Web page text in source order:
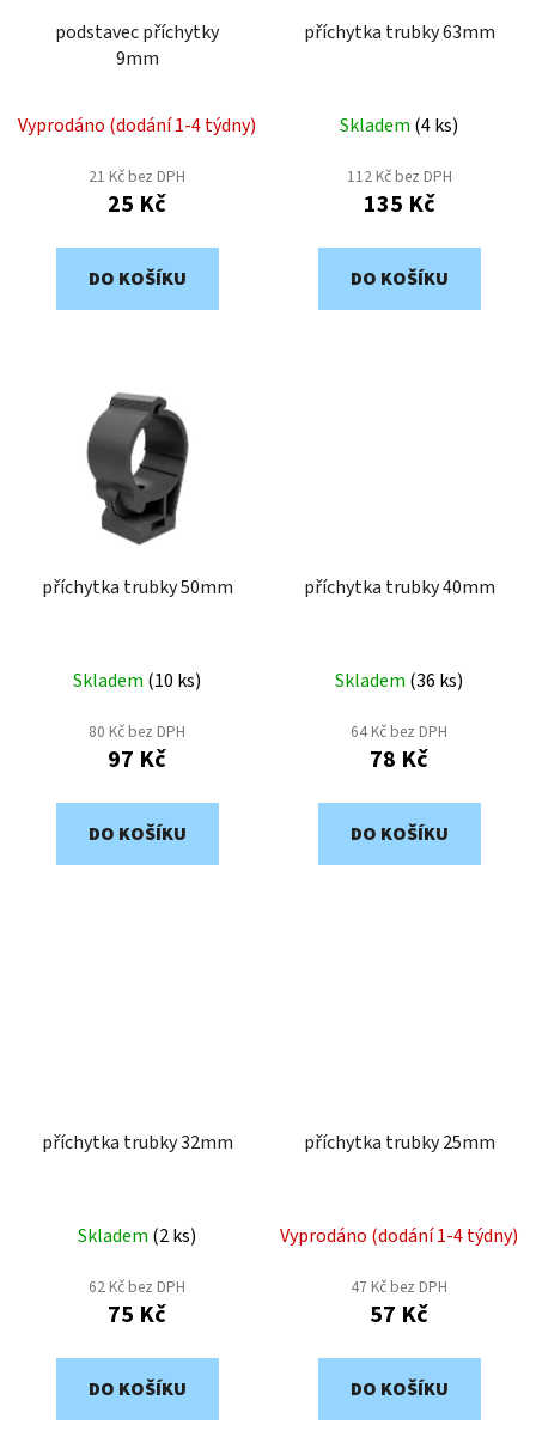
k
podstavec příchytky
9mm
Vyprodáno (dodání 1-4 týdny)
21 Kč bez DPH
25 Kč
DO KOŠÍKU
příchytka trubky 63mm
Skladem (4 ks)
112 Kč bez DPH
135 Kč
DO KOŠÍKU
příchytka trubky 50mm
Skladem (10 ks)
80 Kč bez DPH
97 Kč
DO KOŠÍKU
příchytka trubky 40mm
Skladem (36 ks)
64 Kč bez DPH
78 Kč
DO KOŠÍKU
příchytka trubky 32mm
Skladem (2 ks)
62 Kč bez DPH
75 Kč
DO KOŠÍKU
příchytka trubky 25mm
Vyprodáno (dodání 1-4 týdny)
47 Kč bez DPH
57 Kč
DO KOŠÍKU